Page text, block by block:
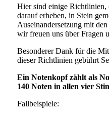
Hier sind einige Richtlinien,
darauf erheben, in Stein
Auseinandersetzung mit
wir freuen uns über Fragen
Besonderer Dank für die
dieser Richtlinien gebührt
Ein Notenkopf zählt als
140 Noten in allen vier
Fallbeispiele: